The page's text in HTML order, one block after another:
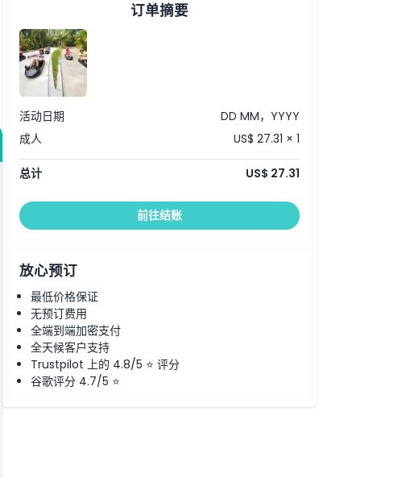
订单摘要
活动日期
DD MM，YYYY
成人
US$ 27.31 × 1
总计 US$ 27.31
前往结账
放心预订
最低价格保证
无预订费用
全端到端加密支付
全天候客户支持
Trustpilot 上的 4.8/5 ⭐ 评分
谷歌评分 4.7/5 ⭐